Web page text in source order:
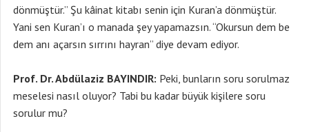
dönmüştür.” Şu kâinat kitabı senin için Kuran’a dönmüştür.
Yani sen Kuran’ı o manada şey yapamazsın. “Okursun dem be
dem anı açarsın sırrını hayran” diye devam ediyor.
Prof. Dr. Abdülaziz BAYINDIR: Peki, bunların soru sorulmaz
meselesi nasıl oluyor? Tabi bu kadar büyük kişilere soru
sorulur mu?